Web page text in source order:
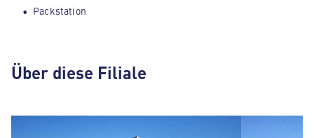
Packstation
Über diese Filiale